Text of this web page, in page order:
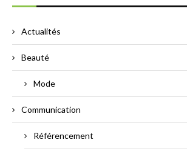
Actualités
Beauté
Mode
Communication
Référencement